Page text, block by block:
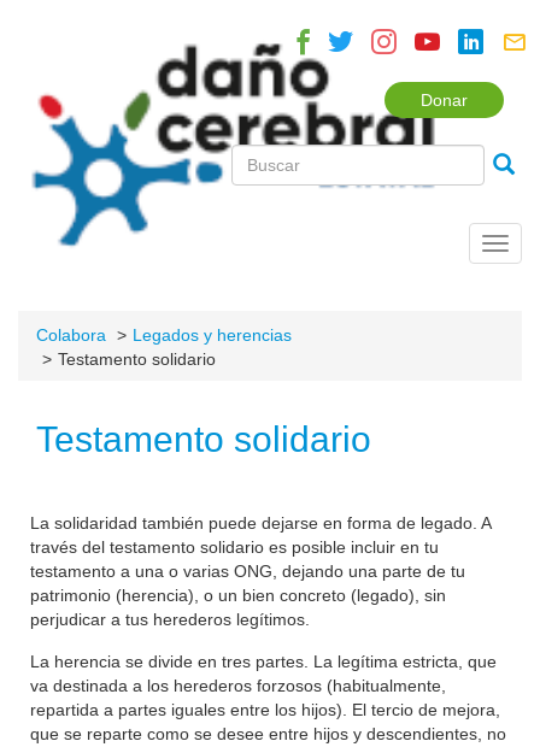
Donar
Colabora
Legados y herencias
Testamento solidario
Testamento solidario
La solidaridad también puede dejarse en forma de legado. A
través del testamento solidario es posible incluir en tu
testamento a una o varias ONG, dejando una parte de tu
patrimonio (herencia), o un bien concreto (legado), sin
perjudicar a tus herederos legítimos.
La herencia se divide en tres partes. La legítima estricta, que
va destinada a los herederos forzosos (habitualmente,
repartida a partes iguales entre los hijos). El tercio de mejora,
que se reparte como se desee entre hijos y descendientes, no